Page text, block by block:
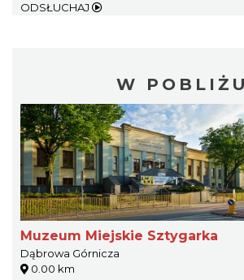
ODSŁUCHAJ
W POBLIŻU
Muzeum Miejskie Sztygarka
Dąbrowa Górnicza
0.00 km